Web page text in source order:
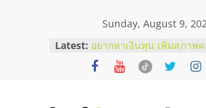
Sunday, August 9,
Latest: อยากหาเงินทุน เพิ่มสภาพ
เริ่มยังไงให้ผ่านฉลุย
สัมมนาออนไลน์ โอกาสบริ